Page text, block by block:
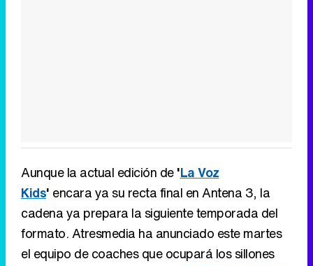
Aunque la actual edición de'La Voz
Kids' encara ya su recta final en Antena 3, la
cadena ya prepara la siguiente temporada del
formato. Atresmedia ha anunciado este martes
el equipo de coaches que ocupará los sillones